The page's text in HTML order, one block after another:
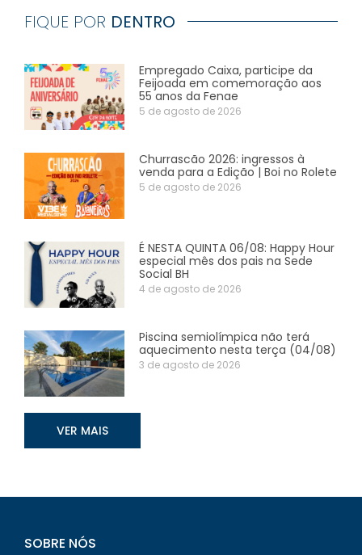
FIQUE POR DENTRO
Empregado Caixa, participe da
Feijoada em comemoração aos
55 anos da Fenae
5 de agosto de 2026
Churrascão 2026: ingressos à
venda para a Edição | Boi no Rolete
5 de agosto de 2026
É NESTA QUINTA 06/08: Happy Hour
especial mês dos pais na Sede
Social BH
4 de agosto de 2026
Piscina semiolímpica não terá
aquecimento nesta terça (04/08)
3 de agosto de 2026
VER MAIS
SOBRE NÓS